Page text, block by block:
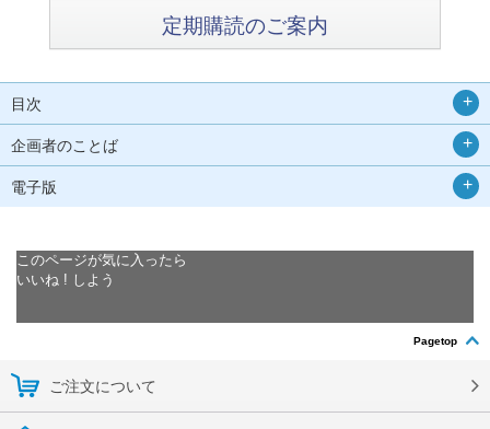
定期購読のご案内
目次
企画者のことば
電子版
このページが気に入ったら
いいね ! しよう
Pagetop
ご注文について